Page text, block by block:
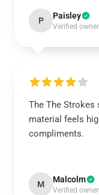
P Paisley
Verified owner
The The Strokes
material feels
compliments.
M Malcolm
Verified owner